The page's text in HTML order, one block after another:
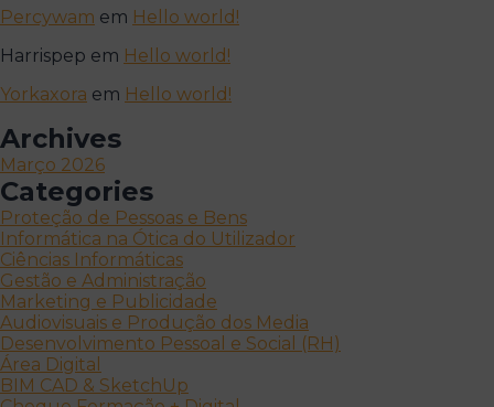
Percywam em Hello world!
Harrispep em Hello world!
Yorkaxora em Hello world!
Archives
Março 2026
Categories
Proteção de Pessoas e Bens
Informática na Ótica do Utilizador
Ciências Informáticas
Gestão e Administração
Marketing e Publicidade
Audiovisuais e Produção dos Media
Desenvolvimento Pessoal e Social (RH)
Área Digital
BIM CAD & SketchUp